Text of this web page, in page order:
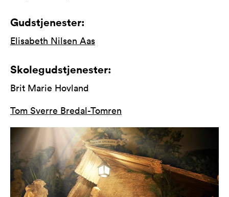
Gudstjenester:
Elisabeth Nilsen Aas
Skolegudstjenester:
Brit Marie Hovland
Tom Sverre Bredal-Tomren